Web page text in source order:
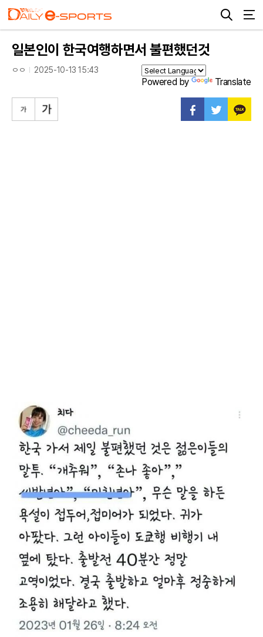
일본인이 한국여행하면서 불편했던것
ㅇㅇ 2025-10-13 15:43
Powered by Translate